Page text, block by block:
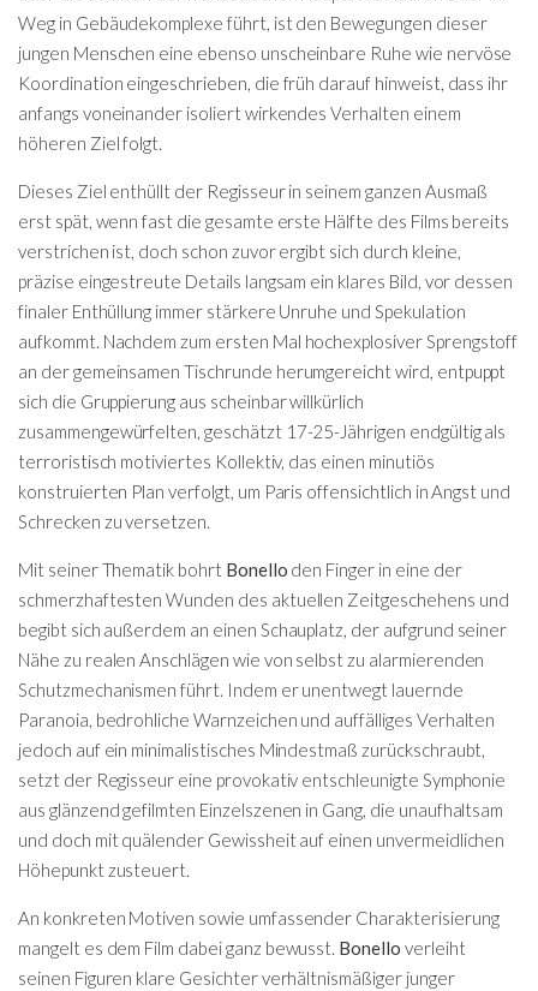
Weg in Gebäudekomplexe führt, ist den Bewegungen dieser
jungen Menschen eine ebenso unscheinbare Ruhe wie nervöse
Koordination eingeschrieben, die früh darauf hinweist, dass ihr
anfangs voneinander isoliert wirkendes Verhalten einem
höheren Ziel folgt.
Dieses Ziel enthüllt der Regisseur in seinem ganzen Ausmaß
erst spät, wenn fast die gesamte erste Hälfte des Films bereits
verstrichen ist, doch schon zuvor ergibt sich durch kleine,
präzise eingestreute Details langsam ein klares Bild, vor dessen
finaler Enthüllung immer stärkere Unruhe und Spekulation
aufkommt. Nachdem zum ersten Mal hochexplosiver Sprengstoff
an der gemeinsamen Tischrunde herumgereicht wird, entpuppt
sich die Gruppierung aus scheinbar willkürlich
zusammengewürfelten, geschätzt 17-25-Jährigen endgültig als
terroristisch motiviertes Kollektiv, das einen minutiös
konstruierten Plan verfolgt, um Paris offensichtlich in Angst und
Schrecken zu versetzen.
Mit seiner Thematik bohrt Bonello den Finger in eine der
schmerzhaftesten Wunden des aktuellen Zeitgeschehens und
begibt sich außerdem an einen Schauplatz, der aufgrund seiner
Nähe zu realen Anschlägen wie von selbst zu alarmierenden
Schutzmechanismen führt. Indem er unentwegt lauernde
Paranoia, bedrohliche Warnzeichen und auffälliges Verhalten
jedoch auf ein minimalistisches Mindestmaß zurückschraubt,
setzt der Regisseur eine provokativ entschleunigte Symphonie
aus glänzend gefilmten Einzelszenen in Gang, die unaufhaltsam
und doch mit quälender Gewissheit auf einen unvermeidlichen
Höhepunkt zusteuert.
An konkreten Motiven sowie umfassender Charakterisierung
mangelt es dem Film dabei ganz bewusst. Bonello verleiht
seinen Figuren klare Gesichter verhältnismäßiger junger